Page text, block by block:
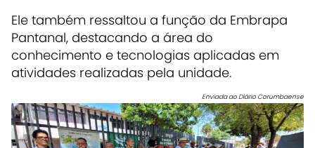
Ele também ressaltou a função da Embrapa
Pantanal, destacando a área do
conhecimento e tecnologias aplicadas em
atividades realizadas pela unidade.
Enviada ao Diário Corumbaense